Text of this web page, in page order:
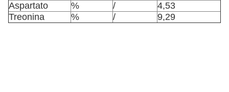
Aspartato
% /
4,53
Treonina
% / 9,29